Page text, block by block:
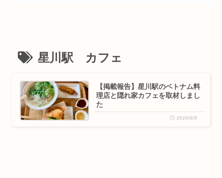
星川駅 カフェ
【掲載報告】星川駅のベトナム料
理店と隠れ家カフェを取材しまし
た
2026/6/9